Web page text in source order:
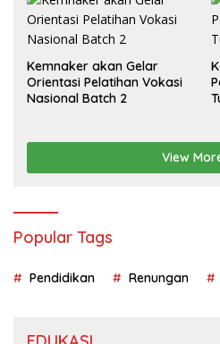
Kemnaker akan Gelar
Orientasi Pelatihan Vokasi
Nasional Batch 2
View
Popular Tags
Pendidikan Renungan